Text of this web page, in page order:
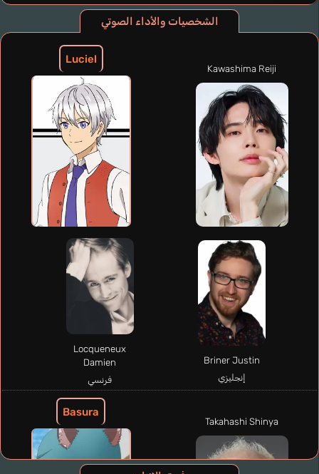
الشخصيات والأداء الصوتي
Luciel
Kawashima Reiji
Briner Justin
إنجليزي
Locqueneux
Damien
فرنسي
Basura
Takahashi Shinya